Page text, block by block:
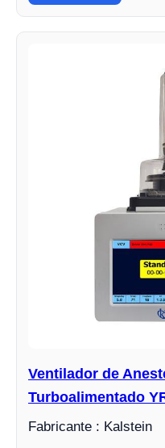
Ventilador de
Turboalimentado
Fabricante : Kalstein